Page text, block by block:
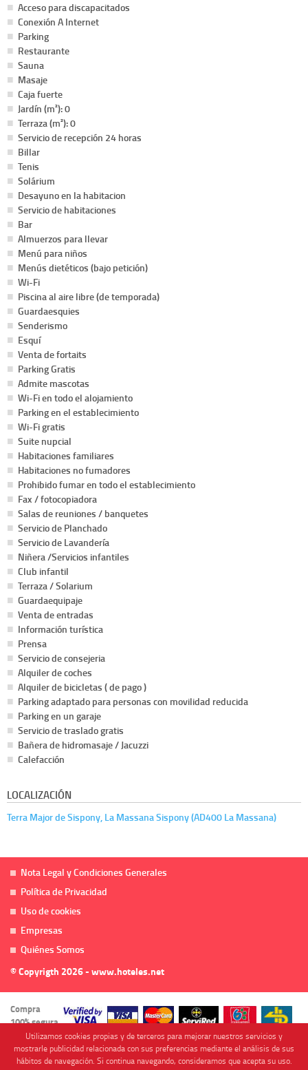
Acceso para discapacitados
Conexión A Internet
Parking
Restaurante
Sauna
Masaje
Caja fuerte
Jardín (m²): 0
Terraza (m²): 0
Servicio de recepción 24 horas
Billar
Tenis
Solárium
Desayuno en la habitacion
Servicio de habitaciones
Bar
Almuerzos para llevar
Menú para niños
Menús dietéticos (bajo petición)
Wi-Fi
Piscina al aire libre (de temporada)
Guardaesquies
Senderismo
Esquí
Venta de fortaits
Parking Gratis
Admite mascotas
Wi-Fi en todo el alojamiento
Parking en el establecimiento
Wi-Fi gratis
Suite nupcial
Habitaciones familiares
Habitaciones no fumadores
Prohibido fumar en todo el establecimiento
Fax / fotocopiadora
Salas de reuniones / banquetes
Servicio de Planchado
Servicio de Lavandería
Niñera /Servicios infantiles
Club infantil
Terraza / Solarium
Guardaequipaje
Venta de entradas
Información turística
Prensa
Servicio de consejeria
Alquiler de coches
Alquiler de bicicletas ( de pago )
Parking adaptado para personas con movilidad reducida
Parking en un garaje
Servicio de traslado gratis
Bañera de hidromasaje / Jacuzzi
Calefacción
LOCALIZACIÓN
Terra Major de Sispony, La Massana Sispony (AD400 La Massana)
Nota Legal y Condiciones Generales
Política de Privacidad
Uso de cookies
Empresas
Quiénes Somos
© Copyrigth 2026 - www.hoteles.net
Compra
100% segura
Utilizamos cookies propias y de terceros para mejorar nuestros servicios y
mostrarle publicidad relacionada con sus preferencias mediante el análisis de sus
hábitos de navegación. Si continua navegando, consideramos que acepta su uso.